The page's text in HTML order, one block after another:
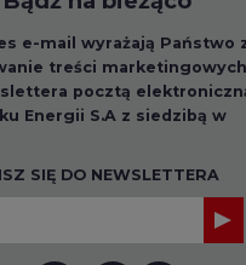
przysługujących Państwu
się w polityce
branżowe